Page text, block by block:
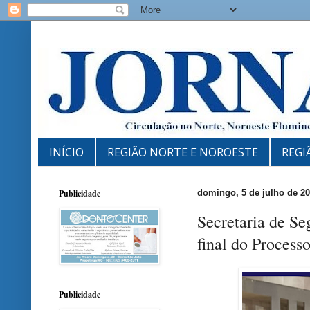
INÍCIO REGIÃO NORTE E NOROESTE
domingo, 5 de julho de
Secretaria de
final do
Publicidade
Publicidade